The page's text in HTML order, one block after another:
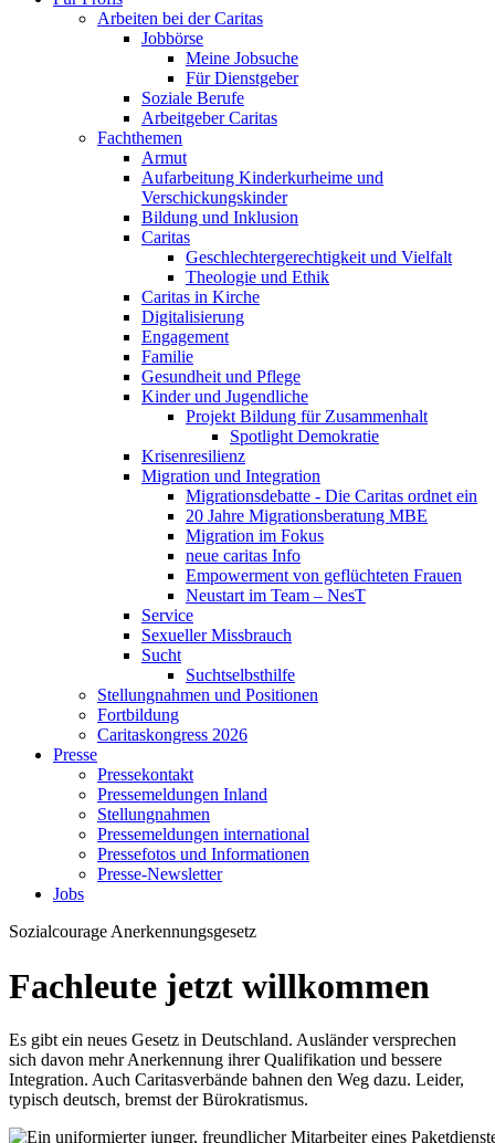
Arbeiten bei der Caritas
Jobbörse
Meine Jobsuche
Für Dienstgeber
Soziale Berufe
Arbeitgeber Caritas
Fachthemen
Armut
Aufarbeitung Kinderkurheime und
Verschickungskinder
Bildung und Inklusion
Caritas
Geschlechtergerechtigkeit und Vielfalt
Theologie und Ethik
Caritas in Kirche
Digitalisierung
Engagement
Familie
Gesundheit und Pflege
Kinder und Jugendliche
Projekt Bildung für Zusammenhalt
Spotlight Demokratie
Krisenresilienz
Migration und Integration
Migrationsdebatte - Die Caritas ordnet ein
20 Jahre Migrationsberatung MBE
Migration im Fokus
neue caritas Info
Empowerment von geflüchteten Frauen
Neustart im Team – NesT
Service
Sexueller Missbrauch
Sucht
Suchtselbsthilfe
Stellungnahmen und Positionen
Fortbildung
Caritaskongress 2026
Presse
Pressekontakt
Pressemeldungen Inland
Stellungnahmen
Pressemeldungen international
Pressefotos und Informationen
Presse-Newsletter
Jobs
Sozialcourage Anerkennungsgesetz
Fachleute jetzt willkommen
Es gibt ein neues Gesetz in Deutschland. Ausländer versprechen
sich davon mehr Anerkennung ihrer Qualifikation und bessere
Integration. Auch Caritasverbände bahnen den Weg dazu. Leider,
typisch deutsch, bremst der Bürokratismus.